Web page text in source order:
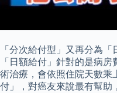
「分次給付型」又再分為「
「日額給付」針對的是病
術治療，會依照住院天數乘
付」，對癌友來說最有幫助